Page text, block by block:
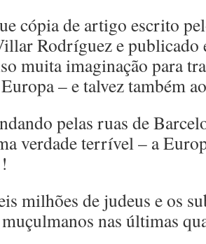
cópia de artigo escrito
Rodríguez e
muita imaginação para
– e talvez também
pelas ruas de
verdade terrível – a
milhões de judeus e os
nas últimas